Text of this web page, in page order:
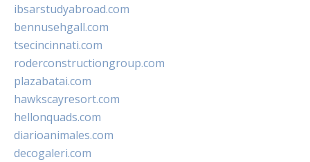
ibsarstudyabroad.com
bennusehgall.com
tsecincinnati.com
roderconstructiongroup.com
plazabatai.com
hawkscayresort.com
hellonquads.com
diarioanimales.com
decogaleri.com